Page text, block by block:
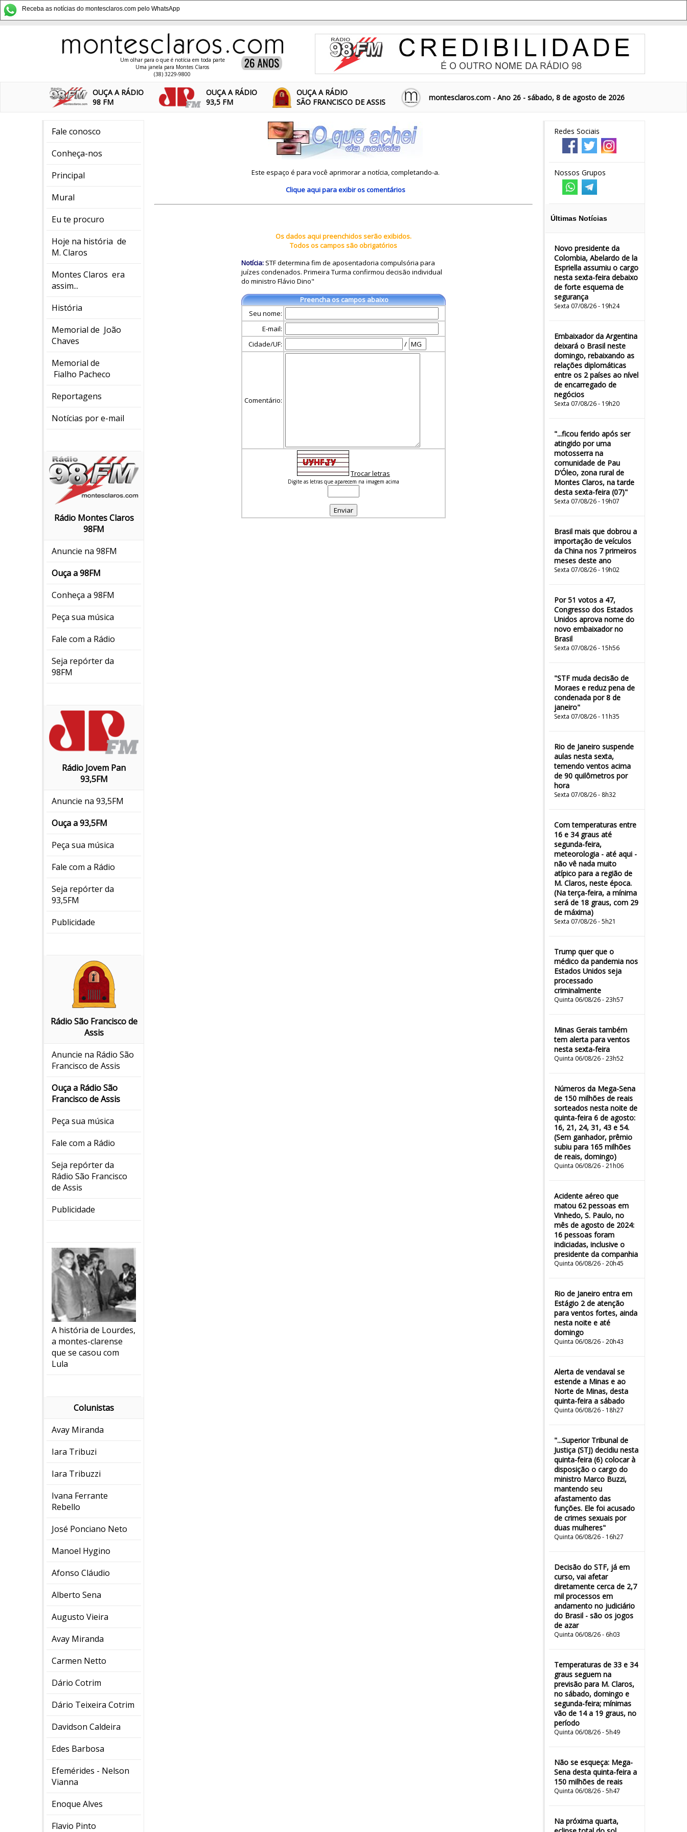
Receba as notícias do montesclaros.com pelo WhatsApp
Um olhar para o que é notícia em toda parte
Uma janela para Montes Claros
(38) 3229-9800
OUÇA A RÁDIO
98 FM
OUÇA A RÁDIO
93,5 FM
OUÇA A RÁDIO
SÃO FRANCISCO DE ASSIS
montesclaros.com - Ano 26 - sábado, 8 de agosto de 2026
Fale conosco
Conheça-nos
Principal
Mural
Eu te procuro
Hoje na história de
M. Claros
Montes Claros era
assim...
História
Memorial de João
Chaves
Memorial de
Fialho Pacheco
Reportagens
Notícias por e-mail
Rádio Montes Claros
98FM
Anuncie na 98FM
Ouça a 98FM
Conheça a 98FM
Peça sua música
Fale com a Rádio
Seja repórter da
98FM
Rádio Jovem Pan
93,5FM
Anuncie na 93,5FM
Ouça a 93,5FM
Peça sua música
Fale com a Rádio
Seja repórter da
93,5FM
Publicidade
Rádio São Francisco de
Assis
Anuncie na Rádio São
Francisco de Assis
Ouça a Rádio São
Francisco de Assis
Peça sua música
Fale com a Rádio
Seja repórter da
Rádio São Francisco
de Assis
Publicidade
A história de Lourdes,
a montes-clarense
que se casou com
Lula
Colunistas
Avay Miranda
Iara Tribuzi
Iara Tribuzzi
Ivana Ferrante
Rebello
José Ponciano Neto
Manoel Hygino
Afonso Cláudio
Alberto Sena
Augusto Vieira
Avay Miranda
Carmen Netto
Dário Cotrim
Dário Teixeira Cotrim
Davidson Caldeira
Edes Barbosa
Efemérides - Nelson
Vianna
Enoque Alves
Flavio Pinto
Redes Sociais
Nossos Grupos
Últimas Notícias
Novo presidente da
Colombia, Abelardo de la
Espriella assumiu o cargo
nesta sexta-feira debaixo
de forte esquema de
segurança
Sexta 07/08/26 - 19h24
Embaixador da Argentina
deixará o Brasil neste
domingo, rebaixando as
relações diplomáticas
entre os 2 países ao nível
de encarregado de
negócios
Sexta 07/08/26 - 19h20
"...ficou ferido após ser
atingido por uma
motosserra na
comunidade de Pau
D’Óleo, zona rural de
Montes Claros, na tarde
desta sexta-feira (07)"
Sexta 07/08/26 - 19h07
Brasil mais que dobrou a
importação de veículos
da China nos 7 primeiros
meses deste ano
Sexta 07/08/26 - 19h02
Por 51 votos a 47,
Congresso dos Estados
Unidos aprova nome do
novo embaixador no
Brasil
Sexta 07/08/26 - 15h56
"STF muda decisão de
Moraes e reduz pena de
condenada por 8 de
janeiro"
Sexta 07/08/26 - 11h35
Rio de Janeiro suspende
aulas nesta sexta,
temendo ventos acima
de 90 quilômetros por
hora
Sexta 07/08/26 - 8h32
Com temperaturas entre
16 e 34 graus até
segunda-feira,
meteorologia - até aqui -
não vê nada muito
atípico para a região de
M. Claros, neste época.
(Na terça-feira, a mínima
será de 18 graus, com 29
de máxima)
Sexta 07/08/26 - 5h21
Trump quer que o
médico da pandemia nos
Estados Unidos seja
processado
criminalmente
Quinta 06/08/26 - 23h57
Minas Gerais também
tem alerta para ventos
nesta sexta-feira
Quinta 06/08/26 - 23h52
Números da Mega-Sena
de 150 milhões de reais
sorteados nesta noite de
quinta-feira 6 de agosto:
16, 21, 24, 31, 43 e 54.
(Sem ganhador, prêmio
subiu para 165 milhões
de reais, domingo)
Quinta 06/08/26 - 21h06
Acidente aéreo que
matou 62 pessoas em
Vinhedo, S. Paulo, no
mês de agosto de 2024:
16 pessoas foram
indiciadas, inclusive o
presidente da companhia
Quinta 06/08/26 - 20h45
Rio de Janeiro entra em
Estágio 2 de atenção
para ventos fortes, ainda
nesta noite e até
domingo
Quinta 06/08/26 - 20h43
Alerta de vendaval se
estende a Minas e ao
Norte de Minas, desta
quinta-feira a sábado
Quinta 06/08/26 - 18h27
"...Superior Tribunal de
Justiça (STJ) decidiu nesta
quinta-feira (6) colocar à
disposição o cargo do
ministro Marco Buzzi,
mantendo seu
afastamento das
funções. Ele foi acusado
de crimes sexuais por
duas mulheres"
Quinta 06/08/26 - 16h27
Decisão do STF, já em
curso, vai afetar
diretamente cerca de 2,7
mil processos em
andamento no judiciário
do Brasil - são os jogos
de azar
Quinta 06/08/26 - 6h03
Temperaturas de 33 e 34
graus seguem na
previsão para M. Claros,
no sábado, domingo e
segunda-feira; mínimas
vão de 14 a 19 graus, no
período
Quinta 06/08/26 - 5h49
Não se esqueça: Mega-
Sena desta quinta-feira a
150 milhões de reais
Quinta 06/08/26 - 5h47
Na próxima quarta,
Este espaço é para você aprimorar a notícia, completando-a.
Clique aquipara exibir os comentários
Os dados aqui preenchidos serão exibidos.
Todos os campos são obrigatórios
Notícia: STF determina fim de aposentadoria compulsória para
juízes condenados. Primeira Turma confirmou decisão individual
do ministro Flávio Dino"
Preencha os campos abaixo
Seu nome:
E-mail:
Cidade/UF:
/
Comentário:
Trocar letras
Digite as letras que aparecem na imagem acima